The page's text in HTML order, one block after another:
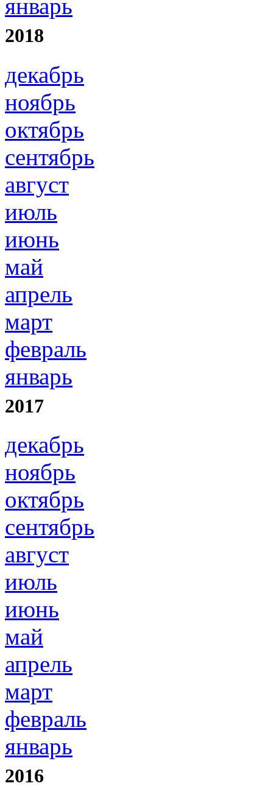
январь
2018
декабрь
ноябрь
октябрь
сентябрь
август
июль
июнь
май
апрель
март
февраль
январь
2017
декабрь
ноябрь
октябрь
сентябрь
август
июль
июнь
май
апрель
март
февраль
январь
2016